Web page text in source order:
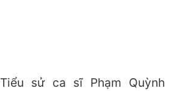
Tiểu sử ca sĩ Phạm Quỳnh